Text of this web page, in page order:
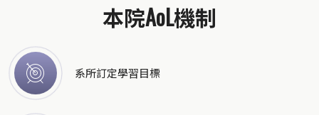
本院AoL機制
系所訂定學習目標